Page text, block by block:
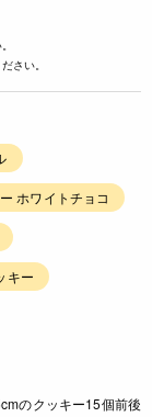
さい。
ホワイトチョコ
キー
のクッキー15個前後